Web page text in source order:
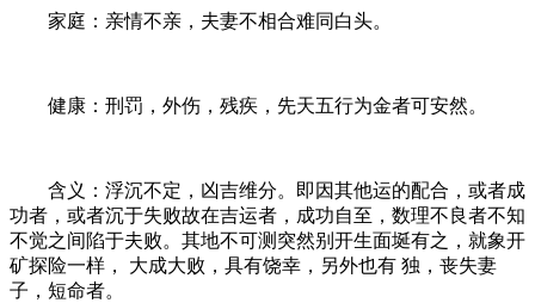
家庭：亲情不亲，夫妻不相合难同白头。
健康：刑罚，外伤，残疾，先天五行为金者可安然。
含义：浮沉不定，凶吉维分。即因其他运的配合，或者成
功者，或者沉于失败故在吉运者，成功自至，数理不良者不知
不觉之间陷于夫败。其地不可测突然别开生面埏有之，就象开
矿探险一样， 大成大败，具有饶幸，另外也有 独，丧失妻
子，短命者。